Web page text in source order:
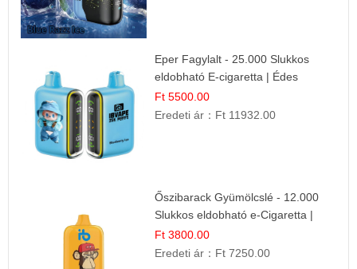
Eper Fagylalt - 25.000 Slukkos
eldobható E-cigaretta | Édes
Desszert Íz
Ft 5500.00
Eredeti ár： Ft 11932.00
Őszibarack Gyümölcslé - 12.000
Slukkos eldobható e-Cigaretta |
Friss Gyümölcs Íz
Ft 3800.00
Eredeti ár： Ft 7250.00